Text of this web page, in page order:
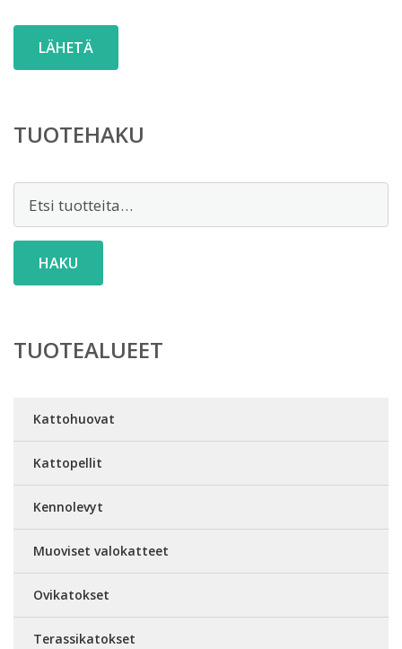
TUOTEHAKU
HAKU
TUOTEALUEET
Kattohuovat
Kattopellit
Kennolevyt
Muoviset valokatteet
Ovikatokset
Terassikatokset